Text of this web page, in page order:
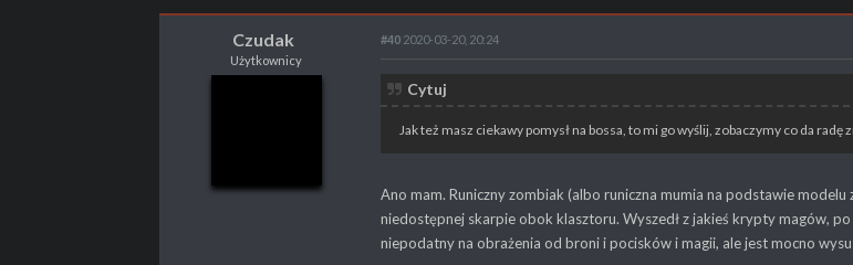
Czudak
Czudak
Użytkownicy
#40 2020-03-20, 20:24
Cytuj
Jak też masz ciekawy pomysł na bossa, to mi go wyślij, zobaczymy co da radę
Ano mam. Runiczny zombiak (albo runiczna mumia na podstawie
niedostępnej skarpie obok klasztoru. Wyszedł z jakieś krypty magów, po
niepodatny na obrażenia od broni i pocisków i magii, ale jest mocno